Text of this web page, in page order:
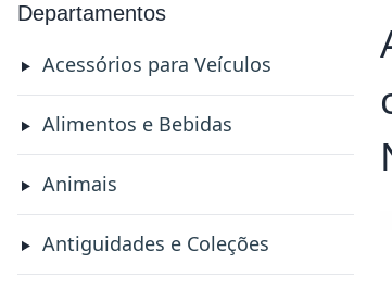
Departamentos
Acessórios para Veículos
Alimentos e Bebidas
Animais
Antiguidades e Coleções